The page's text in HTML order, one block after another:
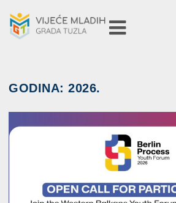
GODINA: 2026.